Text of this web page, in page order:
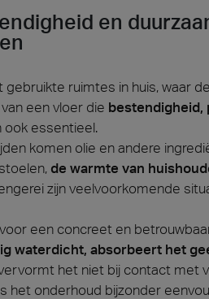
en
ruimtes in huis, waar
een vloer die bestendigheid,
ook essentieel.
komen olie en andere
de warmte van
zijn veelvoorkomende
een concreet en
waterdicht, absorbeert het
het niet bij contact met
het onderhoud bijzonder